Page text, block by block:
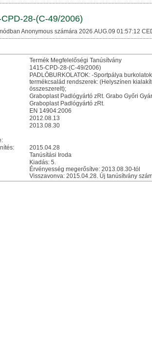
28-(C-49/2006)
Anonymous számára 2026.AUG.09 01:57:12
Termék Megfelelőségi Tanúsítvány
1415-CPD-28-(C-49/2006)
PADLÓBURKOLATOK: -Sportpálya
termékcsalád rendszerek: (Helyszínen
összeszerelt);
Graboplast Padlógyártó zRt. Grabo Győri Gyár
Graboplast Padlógyártó zRt.
EN 14904:2006
2012.08.13
2013.08.30
2015.04.28
Tanúsítási Iroda
Kiadás: 5.
Érvényesség megerősítve: 2013.08.30-tól
Visszavonva: 2015.04.28. Új tanúsítvány